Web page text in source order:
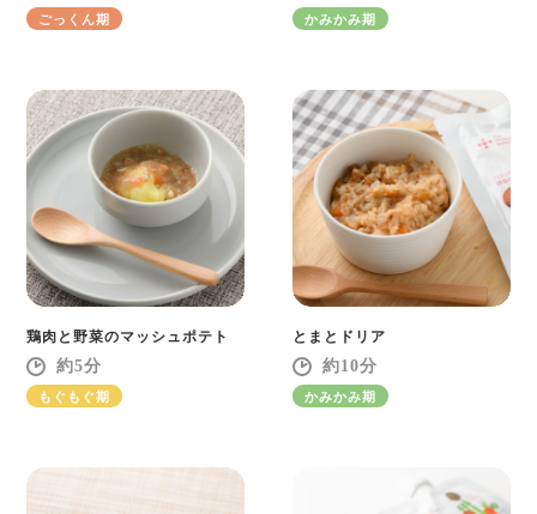
ごっくん期 かみかみ期
鶏肉と野菜のマッシュポテト
5
もぐもぐ期
とまとドリア
10
かみかみ期